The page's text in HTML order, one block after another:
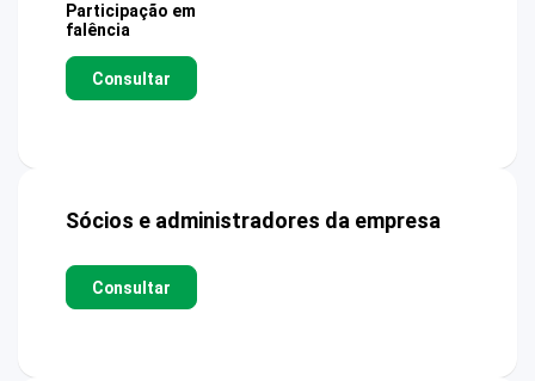
Participação em
falência
Consultar
Sócios e administradores da empresa
Consultar